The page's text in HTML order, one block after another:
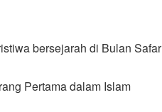
bersejarah di Bulan
Pertama dalam Islam